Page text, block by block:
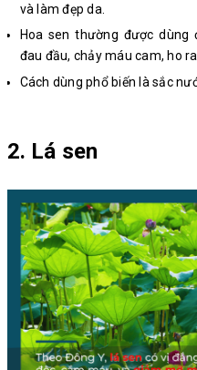
và làm đẹp da.
Hoa sen thường được
đau đầu, chảy máu cam, ho
Cách dùng phổ biến là sắc
2. Lá sen